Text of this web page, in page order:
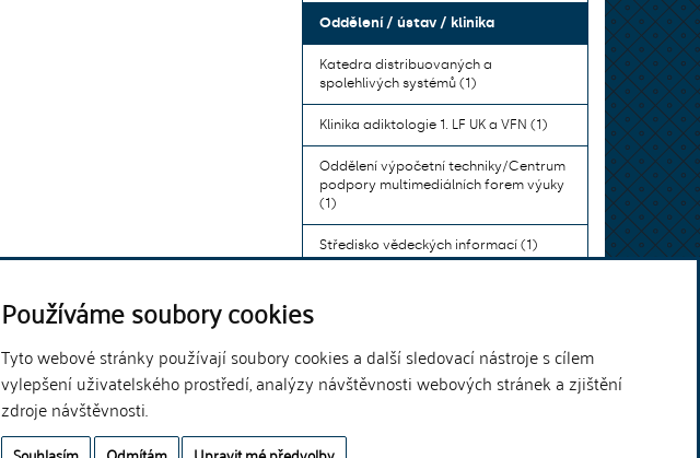
Používáme soubory cookies
Tyto webové stránky používají soubory cookies a další sledovací nástroje s cílem
vylepšení uživatelského prostředí, analýzy návštěvnosti webových stránek a zjištění
zdroje návštěvnosti.
Oddělení / ústav / klinika
Katedra distribuovaných a
spolehlivých systémů (1)
Klinika adiktologie 1. LF UK a VFN (1)
Oddělení výpočetní techniky/Centrum
podpory multimediálních forem výuky
(1)
Středisko vědeckých informací (1)